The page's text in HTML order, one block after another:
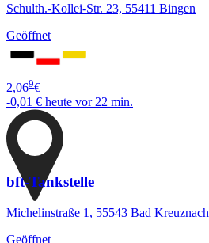
Schulth.-Kollei-Str. 23, 55411 Bingen
Geöffnet
2,069€
-0,01 € heute vor 22 min.
bft-Tankstelle
Michelinstraße 1, 55543 Bad Kreuznach
Geöffnet